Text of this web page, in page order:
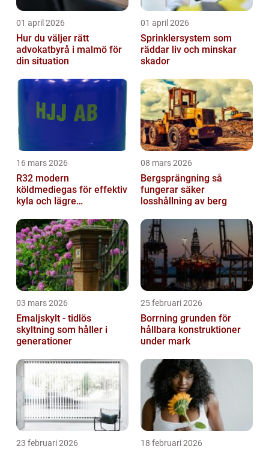
01 april 2026
Hur du väljer rätt
advokatbyrå i malmö för
din situation
01 april 2026
Sprinklersystem som
räddar liv och minskar
skador
16 mars 2026
R32 modern
köldmediegas för effektiv
kyla och lägre
08 mars 2026
Bergsprängning så
fungerar säker
losshållning av berg
03 mars 2026
Emaljskylt - tidlös
skyltning som håller i
generationer
25 februari 2026
Borrning grunden för
hållbara konstruktioner
under mark
23 februari 2026 18 februari 2026